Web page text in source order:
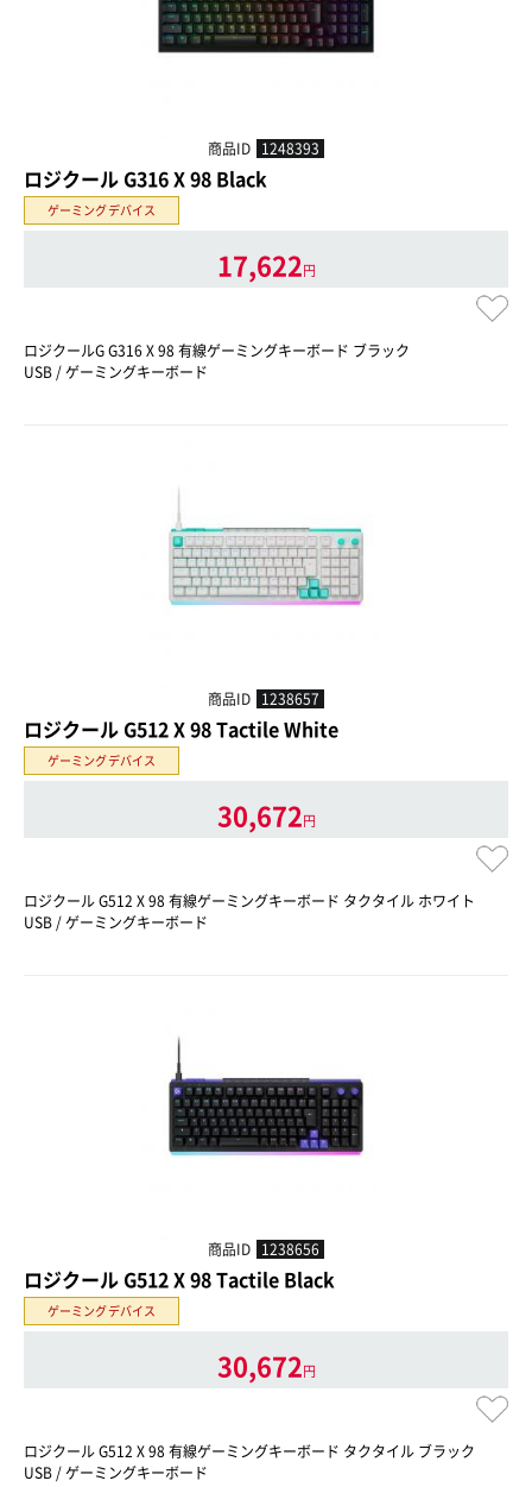
商品ID 1248393
ロジクール G316 X 98 Black
ゲーミングデバイス
17,622円
ロジクールG G316 X 98 有線ゲーミングキーボード ブラック
USB / ゲーミングキーボード
商品ID 1238657
ロジクール G512 X 98 Tactile White
ゲーミングデバイス
30,672円
ロジクール G512 X 98 有線ゲーミングキーボード タクタイル ホワイト
USB / ゲーミングキーボード
商品ID 1238656
ロジクール G512 X 98 Tactile Black
ゲーミングデバイス
30,672円
ロジクール G512 X 98 有線ゲーミングキーボード タクタイル ブラック
USB / ゲーミングキーボード